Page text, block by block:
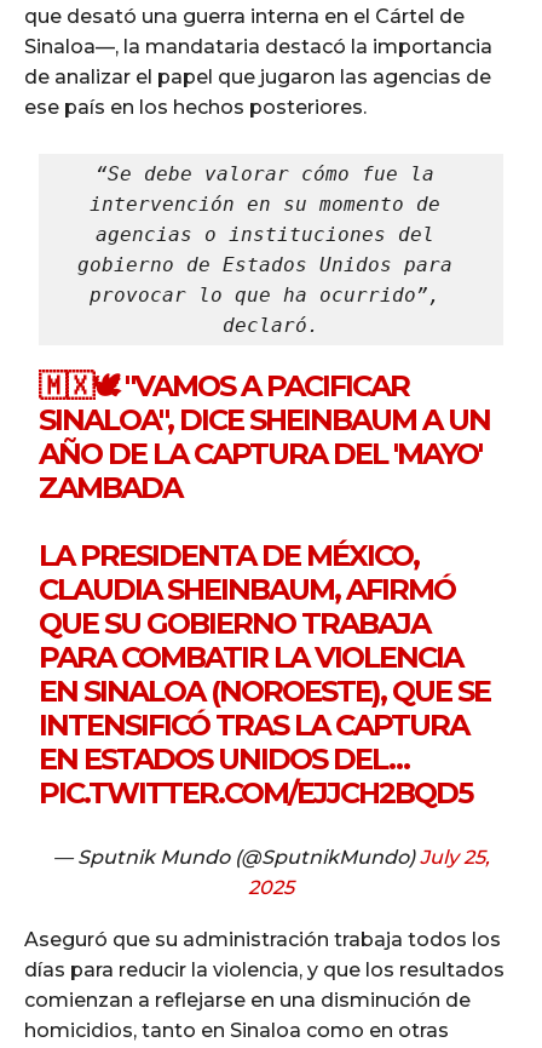
que desató una guerra interna en el Cártel de
Sinaloa—, la mandataria destacó la importancia
de analizar el papel que jugaron las agencias de
ese país en los hechos posteriores.
“Se debe valorar cómo fue la
intervención en su momento de
agencias o instituciones del
gobierno de Estados Unidos para
provocar lo que ha ocurrido”,
declaró.
🇲🇽🕊 "VAMOS A PACIFICAR
SINALOA", DICE SHEINBAUM A UN
AÑO DE LA CAPTURA DEL 'MAYO'
ZAMBADA
LA PRESIDENTA DE MÉXICO,
CLAUDIA SHEINBAUM, AFIRMÓ
QUE SU GOBIERNO TRABAJA
PARA COMBATIR LA VIOLENCIA
EN SINALOA (NOROESTE), QUE SE
INTENSIFICÓ TRAS LA CAPTURA
EN ESTADOS UNIDOS DEL…
PIC.TWITTER.COM/EJJCH2BQD5
— Sputnik Mundo (@SputnikMundo)July 25,
2025
Aseguró que su administración trabaja todos los
días para reducir la violencia, y que los resultados
comienzan a reflejarse en una disminución de
homicidios, tanto en Sinaloa como en otras